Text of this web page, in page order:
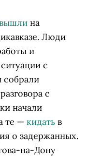
на
Люди
и
с
собрали
с
начали
те — кидать в
о задержанных.
на-Дону